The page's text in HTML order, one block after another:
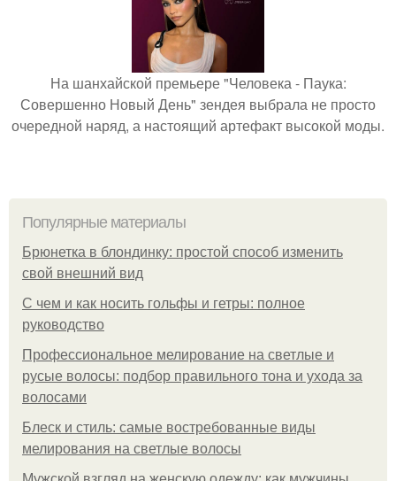
На шанхайской премьере "Человека - Паука:
Совершенно Новый День" зендея выбрала не просто
очередной наряд, а настоящий артефакт высокой моды.
Популярные материалы
Брюнетка в блондинку: простой способ изменить
свой внешний вид
С чем и как носить гольфы и гетры: полное
руководство
Профессиональное мелирование на светлые и
русые волосы: подбор правильного тона и ухода за
волосами
Блеск и стиль: самые востребованные виды
мелирования на светлые волосы